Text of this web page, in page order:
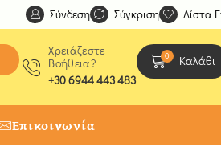
Ανακαλύψτε μοναδικές
Σύνδεση Σύγκριση Λίστα
Χρειάζεστε
Βοήθεια?
+30 6944 443 483
0 Καλάθι
Επικοινωνία